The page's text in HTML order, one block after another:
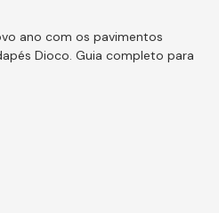
ano com os pavimentos
Dioco. Guia completo para